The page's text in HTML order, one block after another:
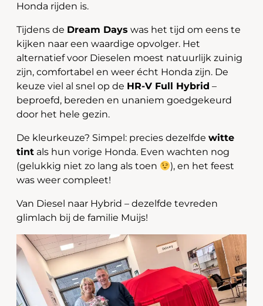
Honda rijden is.
Tijdens de Dream Days was het tijd om eens te
kijken naar een waardige opvolger. Het
alternatief voor Dieselen moest natuurlijk zuinig
zijn, comfortabel en weer écht Honda zijn. De
keuze viel al snel op de HR-V Full Hybrid –
beproefd, bereden en unaniem goedgekeurd
door het hele gezin.
De kleurkeuze? Simpel: precies dezelfde witte
tint als hun vorige Honda. Even wachten nog
(gelukkig niet zo lang als toen
), en het feest
was weer compleet!
Van Diesel naar Hybrid – dezelfde tevreden
glimlach bij de familie Muijs!